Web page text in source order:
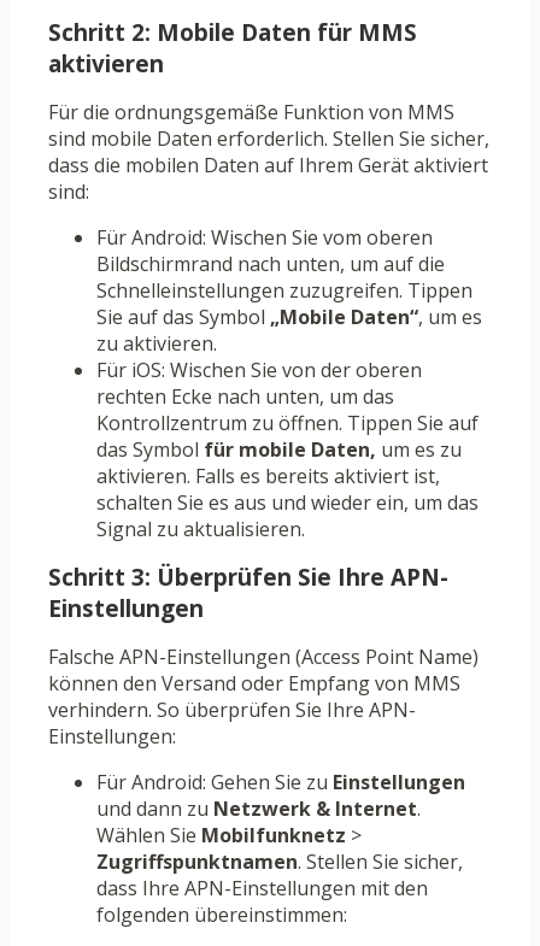
Schritt 2: Mobile Daten für MMS
aktivieren
Für die ordnungsgemäße Funktion von MMS
sind mobile Daten erforderlich. Stellen Sie sicher,
dass die mobilen Daten auf Ihrem Gerät aktiviert
sind:
Für Android: Wischen Sie vom oberen
Bildschirmrand nach unten, um auf die
Schnelleinstellungen zuzugreifen. Tippen
Sie auf das Symbol „Mobile Daten“, um es
zu aktivieren.
Für iOS: Wischen Sie von der oberen
rechten Ecke nach unten, um das
Kontrollzentrum zu öffnen. Tippen Sie auf
das Symbol für mobile Daten, um es zu
aktivieren. Falls es bereits aktiviert ist,
schalten Sie es aus und wieder ein, um das
Signal zu aktualisieren.
Schritt 3: Überprüfen Sie Ihre APN-
Einstellungen
Falsche APN-Einstellungen (Access Point Name)
können den Versand oder Empfang von MMS
verhindern. So überprüfen Sie Ihre APN-
Einstellungen:
Für Android: Gehen Sie zu Einstellungen
und dann zu Netzwerk & Internet.
Wählen Sie Mobilfunknetz >
Zugriffspunktnamen. Stellen Sie sicher,
dass Ihre APN-Einstellungen mit den
folgenden übereinstimmen: